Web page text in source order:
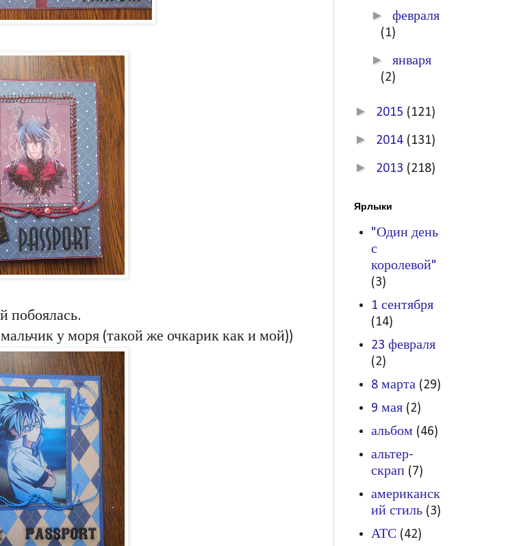
побоялась.
у моря (такой же очкарик как и мой))
► февраля
(1)
► января
(2)
► 2015 (121)
► 2014 (131)
► 2013 (218)
Ярлыки
"Один день
с
королевой"
(3)
1 сентября
(14)
23 февраля
(2)
8 марта (29)
9 мая (2)
альбом (46)
альтер-
скрап (7)
американск
ий стиль (3)
АТС (42)